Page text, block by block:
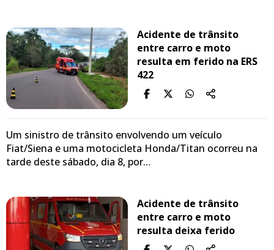
Acidente de trânsito
entre carro e moto
resulta em ferido na ERS
422
Um sinistro de trânsito envolvendo um veículo
Fiat/Siena e uma motocicleta Honda/Titan ocorreu na
tarde deste sábado, dia 8, por…
Acidente de trânsito
entre carro e moto
resulta deixa ferido